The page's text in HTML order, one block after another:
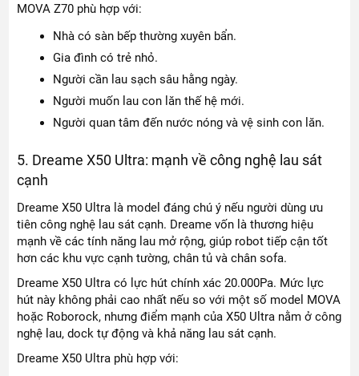
MOVA Z70 phù hợp với:
Nhà có sàn bếp thường xuyên bẩn.
Gia đình có trẻ nhỏ.
Người cần lau sạch sâu hằng ngày.
Người muốn lau con lăn thế hệ mới.
Người quan tâm đến nước nóng và vệ sinh con lăn.
5. Dreame X50 Ultra: mạnh về công nghệ lau sát
cạnh
Dreame X50 Ultra là model đáng chú ý nếu người dùng ưu
tiên công nghệ lau sát cạnh. Dreame vốn là thương hiệu
mạnh về các tính năng lau mở rộng, giúp robot tiếp cận tốt
hơn các khu vực cạnh tường, chân tủ và chân sofa.
Dreame X50 Ultra có lực hút chính xác 20.000Pa. Mức lực
hút này không phải cao nhất nếu so với một số model MOVA
hoặc Roborock, nhưng điểm mạnh của X50 Ultra nằm ở công
nghệ lau, dock tự động và khả năng lau sát cạnh.
Dreame X50 Ultra phù hợp với: